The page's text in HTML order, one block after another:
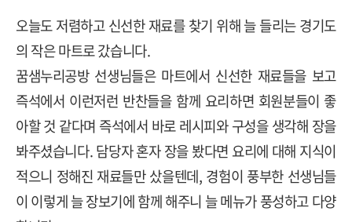
오늘도 저렴하고 신선한 재료를 찾기 위해 늘 들리는 경기도
의 작은 마트로 갔습니다.
꿈샘누리공방 선생님들은 마트에서 신선한 재료들을 보고
즉석에서 이런저런 반찬들을 함께 요리하면 회원분들이 좋
아할 것 같다며 즉석에서 바로 레시피와 구성을 생각해 장을
봐주셨습니다.담당자 혼자 장을 봤다면 요리에 대해 지식이
적으니 정해진 재료들만 샀을텐데, 경험이 풍부한 선생님들
이 이렇게 늘 장보기에 함께 해주니 늘 메뉴가 풍성하고 다양